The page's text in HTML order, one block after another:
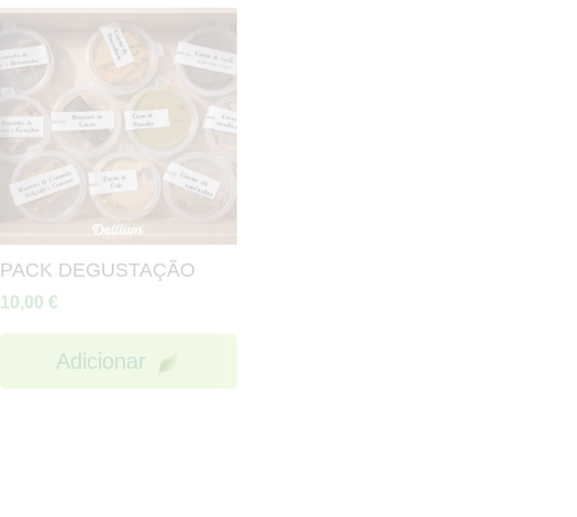
PACK DEGUSTAÇÃO
10,00 €
Adicionar